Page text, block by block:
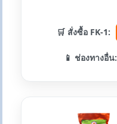
🛒 สั่งซื้อ FK-1:
📱 ช่องทางอื่น: